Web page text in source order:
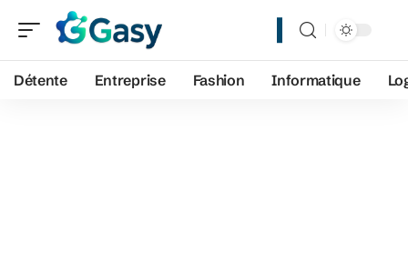
Détente Entreprise Fashion Informatique